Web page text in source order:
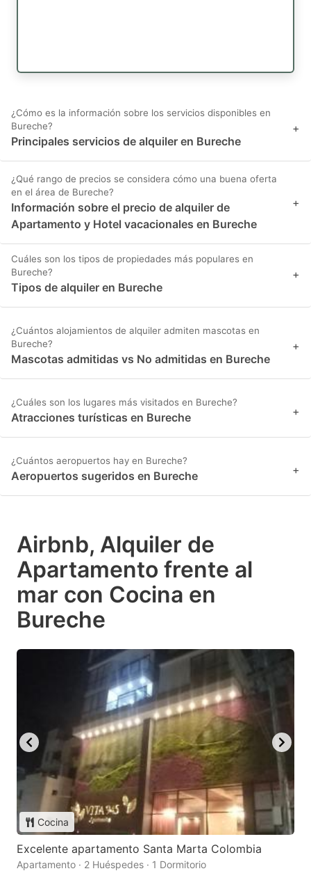
¿Cómo es la información sobre los servicios disponibles en
Bureche?
Principales servicios de alquiler en Bureche
+
¿Qué rango de precios se considera cómo una buena oferta
en el área de Bureche?
Información sobre el precio de alquiler de
Apartamento y Hotel vacacionales en Bureche
+
Cuáles son los tipos de propiedades más populares en
Bureche?
Tipos de alquiler en Bureche
+
¿Cuántos alojamientos de alquiler admiten mascotas en
Bureche?
Mascotas admitidas vs No admitidas en Bureche
+
¿Cuáles son los lugares más visitados en Bureche?
Atracciones turísticas en Bureche +
¿Cuántos aeropuertos hay en Bureche?
Aeropuertos sugeridos en Bureche +
Airbnb, Alquiler de
Apartamento frente al
mar con Cocina en
Bureche
Cocina
Excelente apartamento Santa Marta Colombia
Apartamento · 2 Huéspedes · 1 Dormitorio